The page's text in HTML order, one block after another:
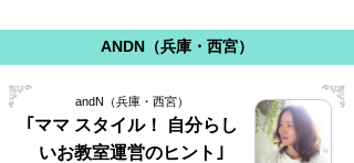
ANDN（兵庫・西宮）
andN（兵庫・西宮）
｢ママ スタイル！ 自分らし
いお教室運営のヒント｣